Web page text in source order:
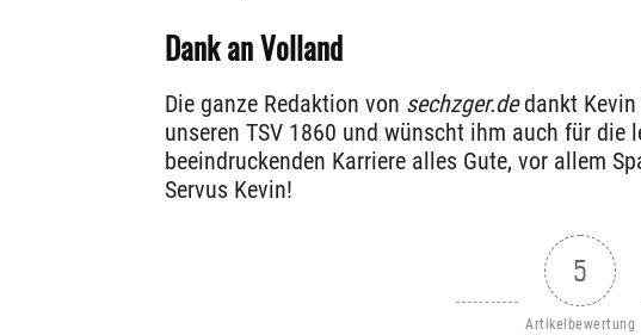
Dank an Volland
Die ganze Redaktion von sechzger.dedankt Kevin
unseren TSV 1860 und wünscht ihm auch für die
beeindruckenden Karriere alles Gute, vor allem
Servus Kevin!
5
Artikelbewertung